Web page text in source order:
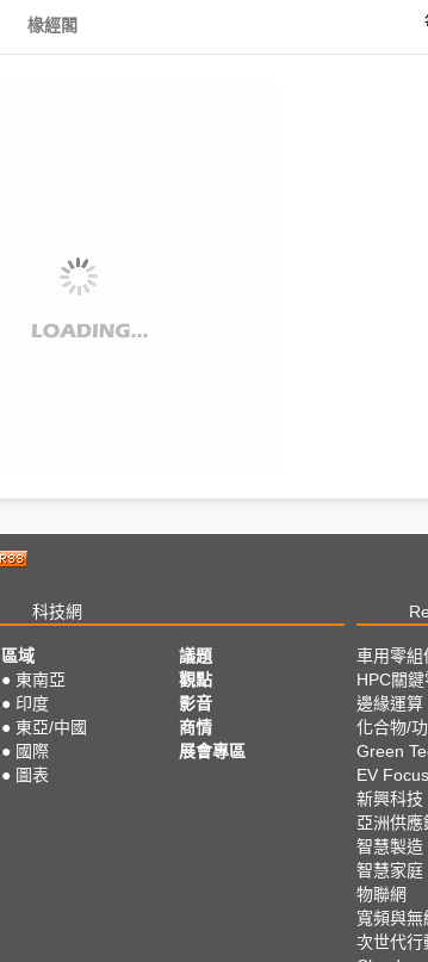
椽經閣
科技網
區域
● 東南亞
● 印度
● 東亞/中國
● 國際
● 圖表
議題
觀點
影音
商情
展會專區
車用零組
HPC關
邊緣運算
化合物/
Green
EV Focus
新興科技
亞洲供應
智慧製造
智慧家庭
物聯網
寬頻與無
次世代行